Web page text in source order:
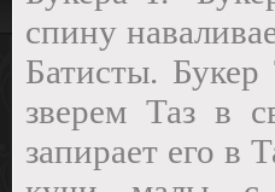
спину
Батисты.
зверем Таз в
запирает его в